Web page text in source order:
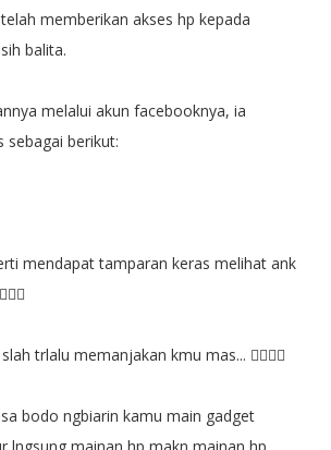
memberikan akses hp kepada
balita.
melalui akun facebooknya, ia
sebagai berikut:
mendapat tamparan keras melihat ank
trlalu memanjakan kmu mas... 
bodo ngbiarin kamu main gadget